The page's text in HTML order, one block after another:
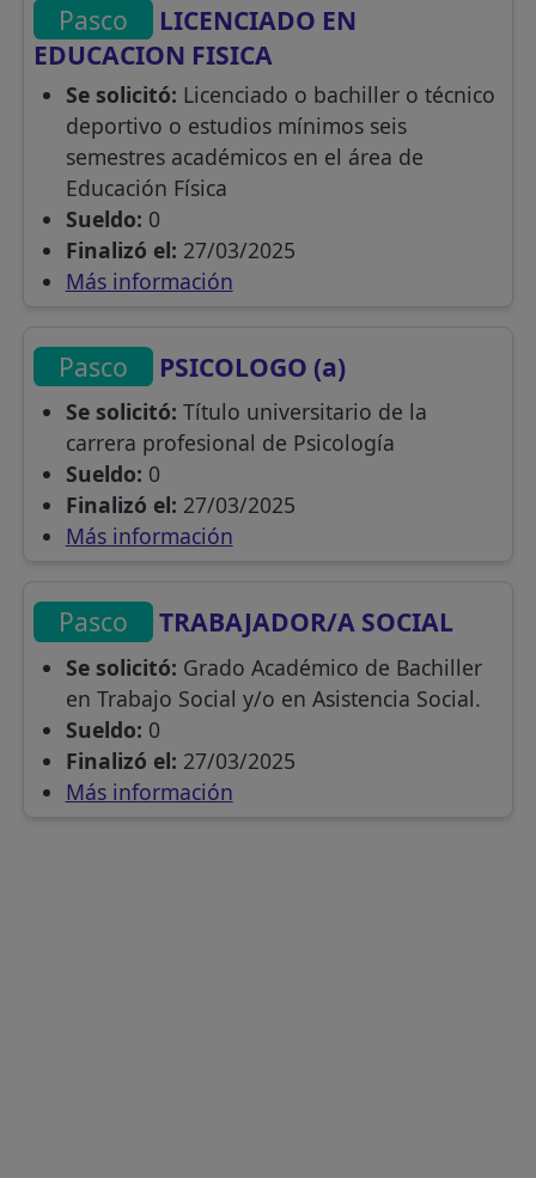
Pasco
LICENCIADO EN
EDUCACION FISICA
Se solicitó: Licenciado o bachiller o técnico
deportivo o estudios mínimos seis
semestres académicos en el área de
Educación Física
Sueldo: 0
Finalizó el: 27/03/2025
Más información
Pasco PSICOLOGO (a)
Se solicitó: Título universitario de la
carrera profesional de Psicología
Sueldo: 0
Finalizó el: 27/03/2025
Más información
Pasco TRABAJADOR/A SOCIAL
Se solicitó: Grado Académico de Bachiller
en Trabajo Social y/o en Asistencia Social.
Sueldo: 0
Finalizó el: 27/03/2025
Más información